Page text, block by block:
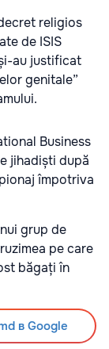
religios
de ISIS
au justificat
genitale”
Business
jihadiști după
împotriva
grup de
pe care
băgați în
в Google